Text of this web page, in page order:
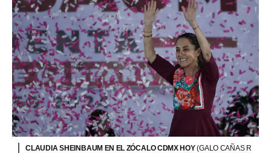
CLAUDIA SHEINBAUM EN EL ZÓCALO CDMX HOY(GALO CAÑAS R